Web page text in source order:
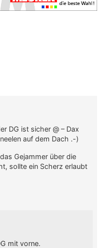
DG ist sicher @ – Dax
auf dem Dach .-)
Gejammer über die
sollte ein Scherz erlaubt
mit vorne.